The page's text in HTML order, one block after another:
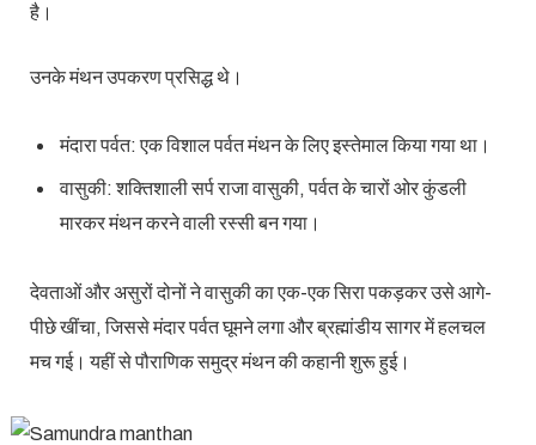
है।
उनके मंथन उपकरण प्रसिद्ध थे।
मंदारा पर्वत: एक विशाल पर्वत मंथन के लिए इस्तेमाल किया गया था।
वासुकी: शक्तिशाली सर्प राजा वासुकी, पर्वत के चारों ओर कुंडली
मारकर मंथन करने वाली रस्सी बन गया।
देवताओं और असुरों दोनों ने वासुकी का एक-एक सिरा पकड़कर उसे आगे-
पीछे खींचा, जिससे मंदार पर्वत घूमने लगा और ब्रह्मांडीय सागर में हलचल
मच गई। यहीं से पौराणिक समुद्र मंथन की कहानी शुरू हुई।